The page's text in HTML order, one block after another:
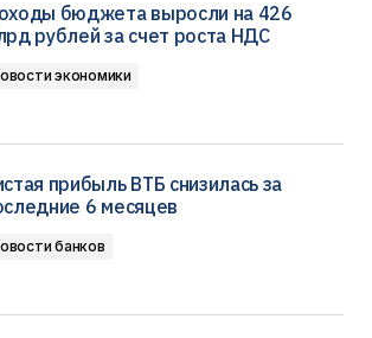
бюджета выросли на 426
рублей за счет роста НДС
экономики
прибыль ВТБ снизилась за
6 месяцев
банков